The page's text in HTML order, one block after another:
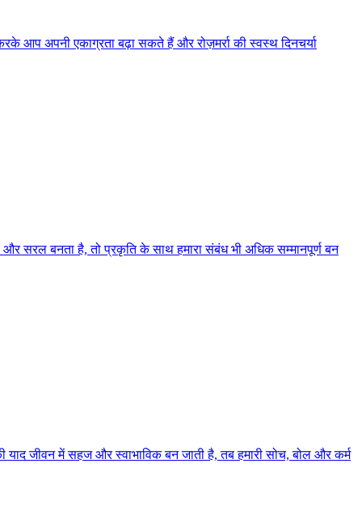
अपनी एकाग्रता बढ़ा सकते हैं और रोज़मर्रा की स्वस्थ दिनचर्या
सरल बनता है, तो प्रकृति के साथ हमारा संबंध भी अधिक सम्मानपूर्ण बन
याद जीवन में सहज और स्वाभाविक बन जाती है, तब हमारी सोच, बोल और कर्म